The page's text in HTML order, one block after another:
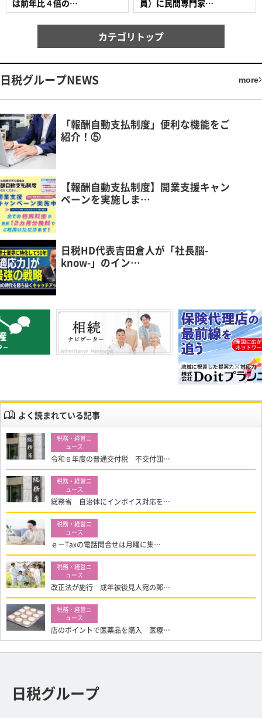
員）に民間専門家…
は前年比４倍の…
カテゴリトップ
日税グループNEWS more
「報酬自動支払制度」便利な機能をご
紹介！⑤
【報酬自動支払制度】開業支援キャン
ペーンを実施しま…
日税HD代表吉田倉人が「社長脳-
know-」のイン…
よく読まれている記事
令和６年度の普通交付税 不交付団…
総務省 自治体にインボイス対応を…
ｅ－Taxの電話問合せは月曜に集…
改正法が施行 成年被後見人宛の郵…
店のポイントで医薬品を購入 医療…
日税グループ